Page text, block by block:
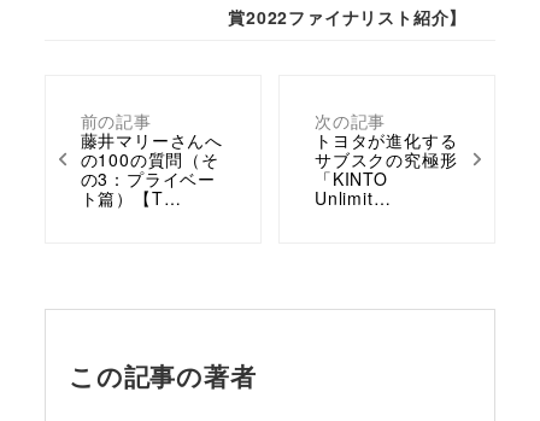
前の記事
藤井マリーさんへ
の100の質問（そ
の3：プライベー
ト篇）【T…
次の記事
トヨタが進化する
サブスクの究極形
「KINTO
Unlimit…
賞2022ファイナリスト紹介】
この記事の著者